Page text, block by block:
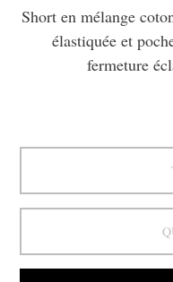
Short en mélange
élastiquée et
fermeture